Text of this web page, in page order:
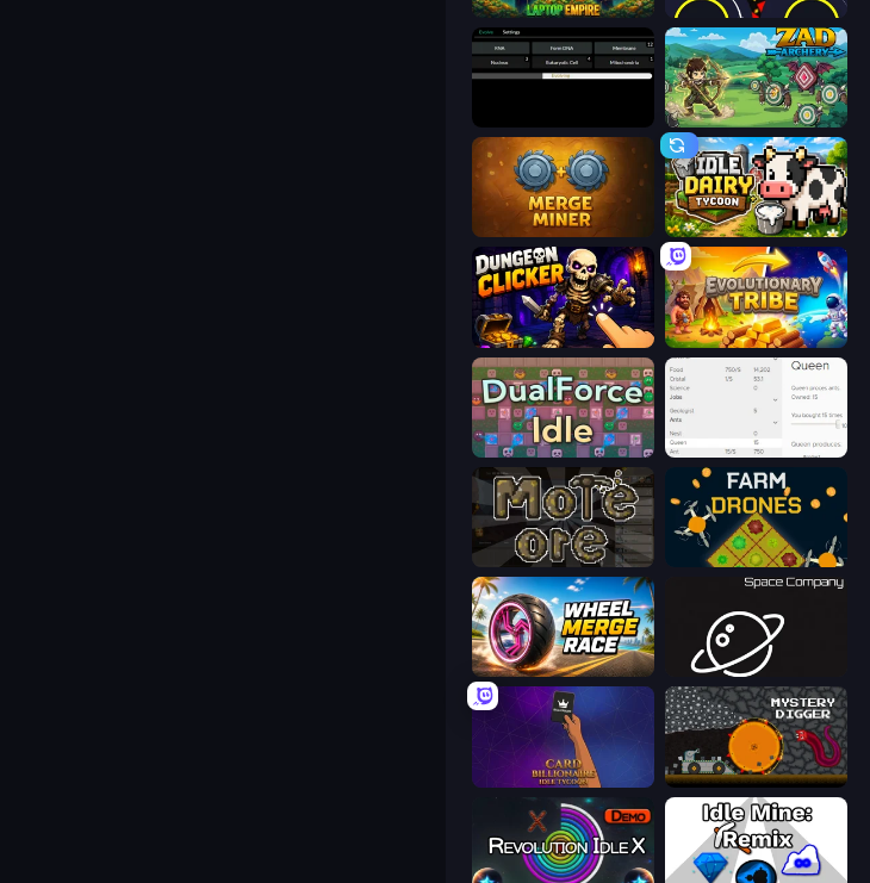
Laptop Empire Crusher Clicker
Zad Archery - Demo
Merge Miner Idle Dairy Tycoon
Dungeon Clicker Evolutionary Tribe
DualForce Idle Idle Ants
More Ore Farm Drones
Wheel Merge Race Space Company
Mystery Digger